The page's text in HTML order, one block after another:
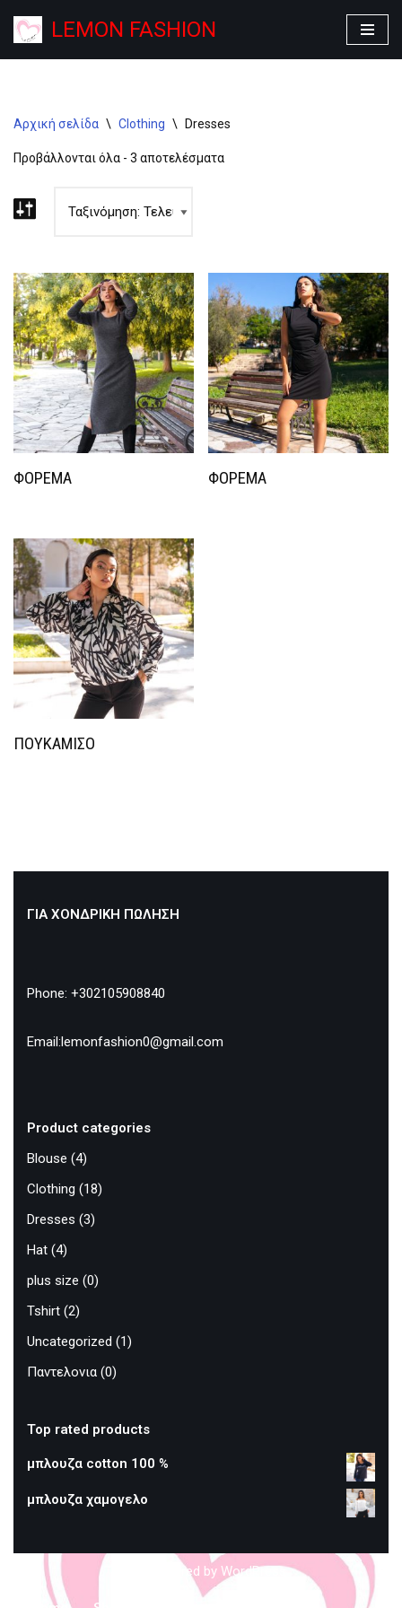
Μεταπηδήστε
LEMON FASHION
Αρχική σελίδα \ Clothing \ Dresses
Προβάλλονται όλα - 3 αποτελέσματα
ΦΟΡΕΜΑ ΦΟΡΕΜΑ
ΠΟΥΚΑΜΙΣΟ
ΓΙΑ ΧΟΝΔΡΙΚΗ ΠΩΛΗΣΗ
Phone: +302105908840
Email:lemonfashion0@gmail.com
Product categories
Blouse (4)
Clothing (18)
Dresses (3)
Hat (4)
plus size (0)
Tshirt (2)
Uncategorized (1)
Παντελονια (0)
Top rated products
μπλουζα cotton 100 %
μπλουζα χαμογελο
powered by WordPress